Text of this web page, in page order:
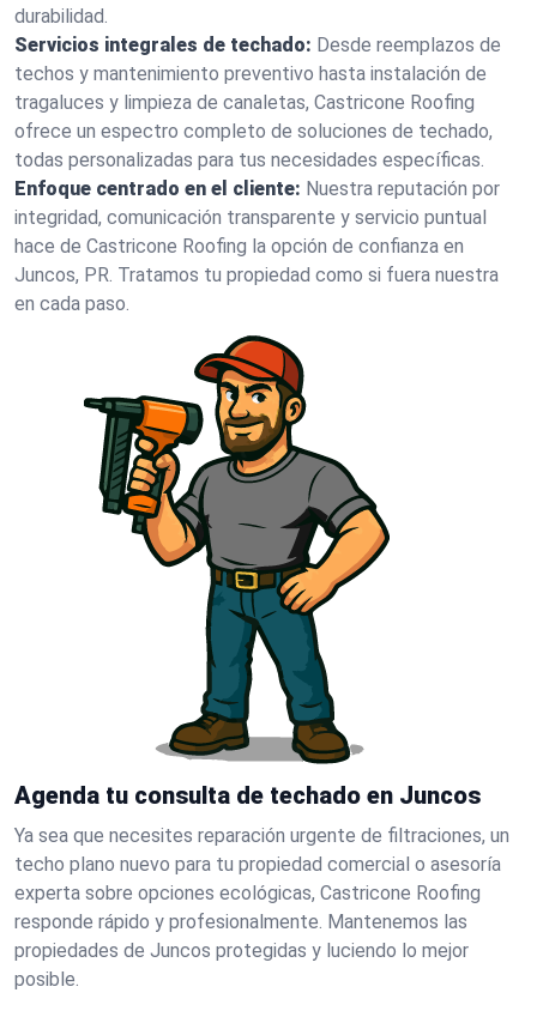
durabilidad.
Servicios integrales de techado: Desde reemplazos de
techos y mantenimiento preventivo hasta instalación de
tragaluces y limpieza de canaletas, Castricone Roofing
ofrece un espectro completo de soluciones de techado,
todas personalizadas para tus necesidades específicas.
Enfoque centrado en el cliente: Nuestra reputación por
integridad, comunicación transparente y servicio puntual
hace de Castricone Roofing la opción de confianza en
Juncos, PR. Tratamos tu propiedad como si fuera nuestra
en cada paso.
Agenda tu consulta de techado en Juncos
Ya sea que necesites reparación urgente de filtraciones, un
techo plano nuevo para tu propiedad comercial o asesoría
experta sobre opciones ecológicas, Castricone Roofing
responde rápido y profesionalmente. Mantenemos las
propiedades de Juncos protegidas y luciendo lo mejor
posible.